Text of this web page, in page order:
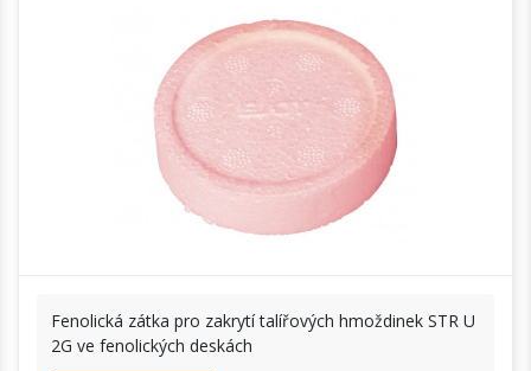
Fenolická zátka pro zakrytí talířových hmoždinek STR U
2G ve fenolických deskách